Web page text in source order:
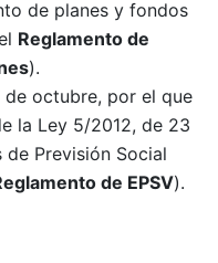
de planes y fondos
Reglamento de
).
octubre, por el que
la Ley 5/2012, de 23
Previsión Social
de EPSV).